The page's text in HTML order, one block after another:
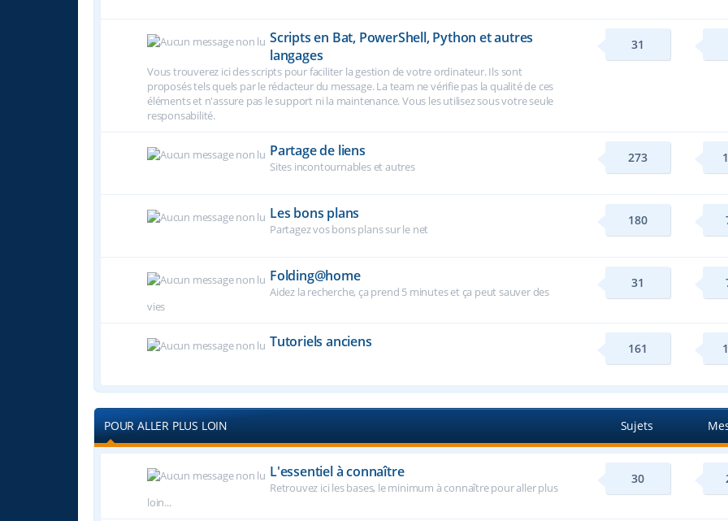
Scripts en Bat, PowerShell, Python et autres
langages
Vous trouverez ici des scripts pour faciliter la gestion de votre ordinateur. Ils sont
proposés tels quels par le rédacteur du message. La team ne vérifie pas la qualité de ces
éléments et n'assure pas le support ni la maintenance. Vous les utilisez sous votre seule
responsabilité.
31
Partage de liens
Sites incontournables et autres
273
Les bons plans
Partagez vos bons plans sur le net
180
Folding@home
Aidez la recherche, ça prend 5 minutes et ça peut sauver des
vies
31
Tutoriels anciens 161
POUR ALLER PLUS LOIN Sujets
L'essentiel à connaître
Retrouvez ici les bases, le minimum à connaître pour aller plus
loin...
30